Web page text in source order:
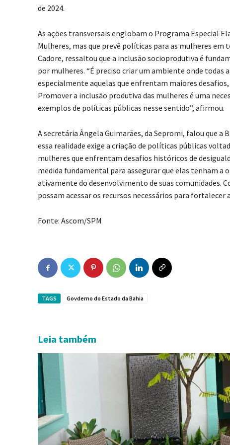
de 2024.
As ações transversais englobam o Programa Especial
Mulheres, mas que prevê políticas para as mulheres em
Cadore, ressaltou que a inclusão socioprodutiva é
por mulheres. “É preciso criar um ambiente onde
especialmente aquelas que enfrentam maiores
Promover a inclusão produtiva das mulheres é uma
exemplos de políticas públicas nesse sentido”, afirmou.
A secretária Ângela Guimarães, da Sepromi, falou que
essa realidade exige a criação de políticas públicas
mulheres que enfrentam desafios históricos de
medida fundamental para assegurar que elas tenham
ativamente do desenvolvimento de suas comunidades.
possam acessar os recursos necessários para fortalecer
Fonte: Ascom/SPM
TAGS Govderno do Estado da Bahia
Leia também